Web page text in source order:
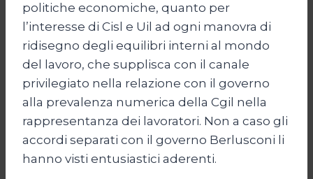
politiche economiche, quanto per
l’interesse di Cisl e Uil ad ogni manovra di
ridisegno degli equilibri interni al mondo
del lavoro, che supplisca con il canale
privilegiato nella relazione con il governo
alla prevalenza numerica della Cgil nella
rappresentanza dei lavoratori. Non a caso gli
accordi separati con il governo Berlusconi li
hanno visti entusiastici aderenti.